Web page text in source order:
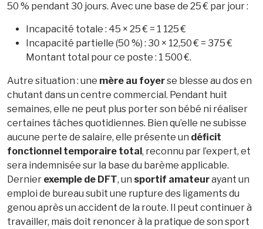
50 % pendant 30 jours. Avec une base de 25 € par jour :
Incapacité totale : 45 × 25 € = 1 125 €
Incapacité partielle (50 %) : 30 × 12,50 € = 375 €
Montant total pour ce poste : 1 500 €.
Autre situation : une mère au foyerse blesse au dos en
chutant dans un centre commercial. Pendant huit
semaines, elle ne peut plus porter son bébé ni réaliser
certaines tâches quotidiennes. Bien qu’elle ne subisse
aucune perte de salaire, elle présente un déficit
fonctionnel temporaire total, reconnu par l’expert, et
sera indemnisée sur la base du barème applicable.
Dernier exemple de DFT, un sportif amateurayant un
emploi de bureau subit une rupture des ligaments du
genou après un accident de la route. Il peut continuer à
travailler, mais doit renoncer à la pratique de son sport